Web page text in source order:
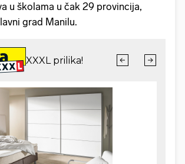
u školama u čak 29 provincija,
grad Manilu.